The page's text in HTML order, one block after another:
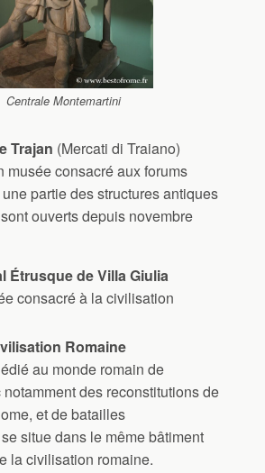
Centrale Montemartini
Trajan (Mercati di Traiano)
musée consacré aux forums
partie des structures antiques
ouverts depuis novembre
Étrusque de Villa Giulia
consacré à la civilisation
Romaine
au monde romain de
notamment des reconstitutions de
et de batailles
situe dans le même bâtiment
la civilisation romaine.